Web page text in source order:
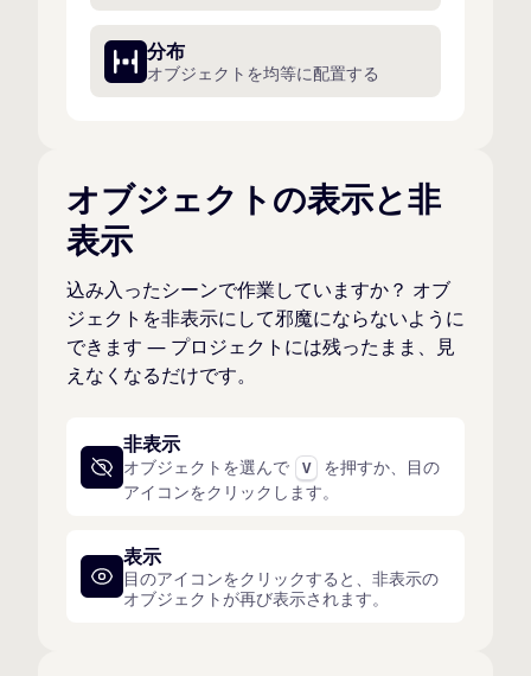
分布
オブジェクトを均等に配置する
オブジェクトの表示と非
表示
込み入ったシーンで作業していますか？ オブ
ジェクトを非表示にして邪魔にならないように
できます — プロジェクトには残ったまま、見
えなくなるだけです。
非表示
オブジェクトを選んで V
を押すか、目の
アイコンをクリックします。
表示
目のアイコンをクリックすると、非表示の
オブジェクトが再び表示されます。